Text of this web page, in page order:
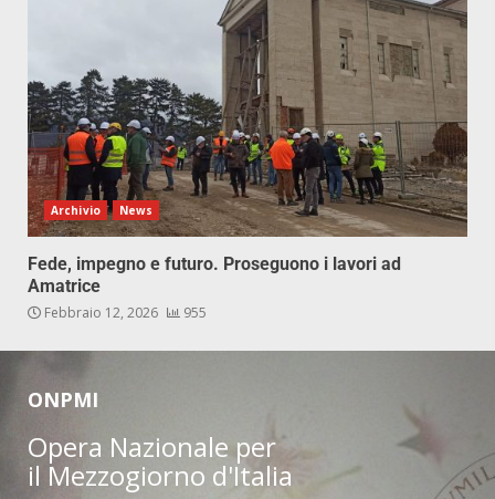
Archivio News
Fede, impegno e futuro. Proseguono i lavori ad
Amatrice
Febbraio 12, 2026 955
ONPMI
Opera Nazionale per
il Mezzogiorno d'Italia